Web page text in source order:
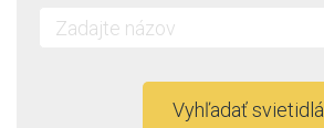
Vyhľadať svietidlá